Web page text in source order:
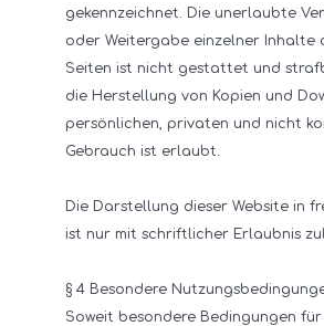
gekennzeichnet. Die unerlaubte
oder Weitergabe einzelner Inhalte
Seiten ist nicht gestattet und
die Herstellung von Kopien und
persönlichen, privaten und nicht
Gebrauch ist erlaubt.
Die Darstellung dieser Website in
ist nur mit schriftlicher Erlaubnis
§ 4 Besondere
Soweit besondere Bedingungen